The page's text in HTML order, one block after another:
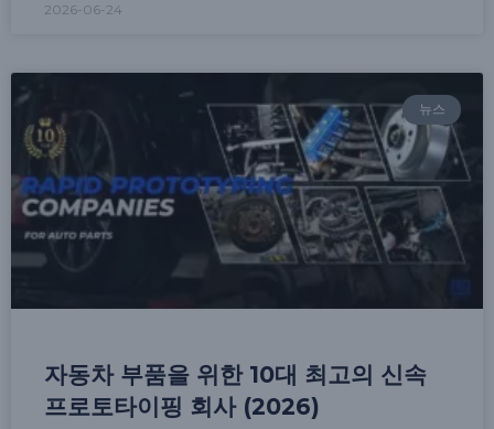
2026-06-24
뉴스
자동차 부품을 위한 10대 최고의 신속
프로토타이핑 회사 (2026)